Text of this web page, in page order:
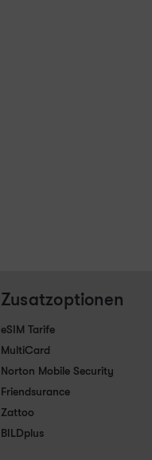
Zusatzoptionen
eSIM Tarife
MultiCard
Norton Mobile Security
Friendsurance
Zattoo
BILDplus